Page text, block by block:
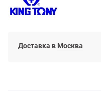
Доставка в Москва